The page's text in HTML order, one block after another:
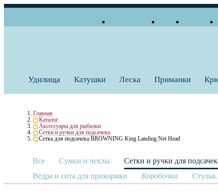
Удилища Катушки Леска Приманки
Главная
Каталог
Аксессуары для рыбалки
Сетки и ручки для подсачека
Сетка для подсачека BROWNING King Landing Net Head
Все Сумки и чехлы
Сетки и ручки для
Вёдра и сита для прикормки
Коробочки